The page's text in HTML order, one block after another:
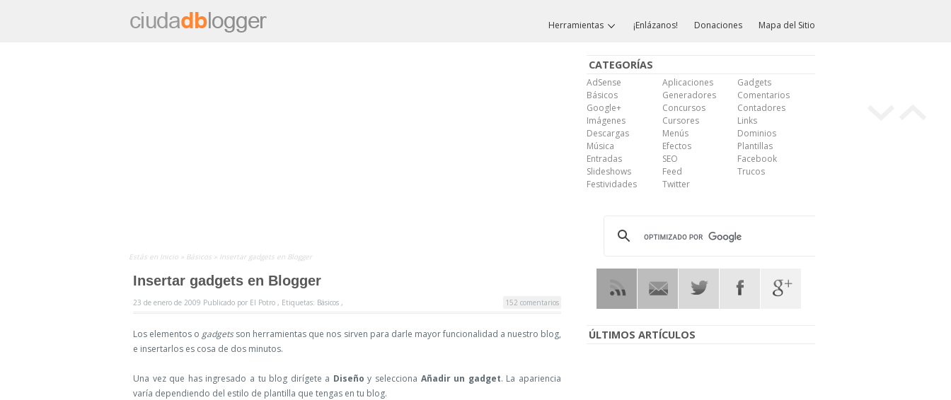
Herramientas ¡Enlázanos! Donaciones Mapa del Sitio
Estás en Inicio » Básicos » Insertar gadgets en Blogger
Insertar gadgets en Blogger
23 de enero de 2009 Publicado por El Potro , Etiquetas: Básicos 152 comentarios
,
Los elementos o gadgetsson herramientas que nos sirven para darle mayor funcionalidad a nuestro blog,
e insertarlos es cosa de dos minutos.
Una vez que has ingresado a tu blog dirígete a Diseño y selecciona Añadir un gadget. La apariencia
varía dependiendo del estilo de plantilla que tengas en tu blog.
CATEGORÍAS
AdSense Aplicaciones
Gadgets
Básicos
Generadores
Comentarios
Google+
Concursos
Contadores
Imágenes
Cursores
Links
Descargas
Menús
Dominios
Música
Efectos
Plantillas
Entradas
SEO
Facebook
Slideshows
Feed
Trucos
Festividades
Twitter
ÚLTIMOS ARTÍCULOS